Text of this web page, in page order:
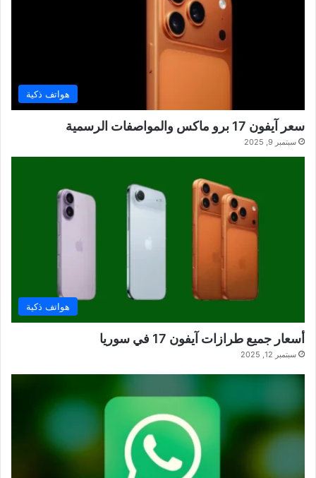
هواتف ذكية
سعر آيفون 17 برو ماكس والمواصفات الرسمية
سبتمبر 9, 2025
هواتف ذكية
أسعار جميع طرازات آيفون 17 في سوريا
سبتمبر 12, 2025